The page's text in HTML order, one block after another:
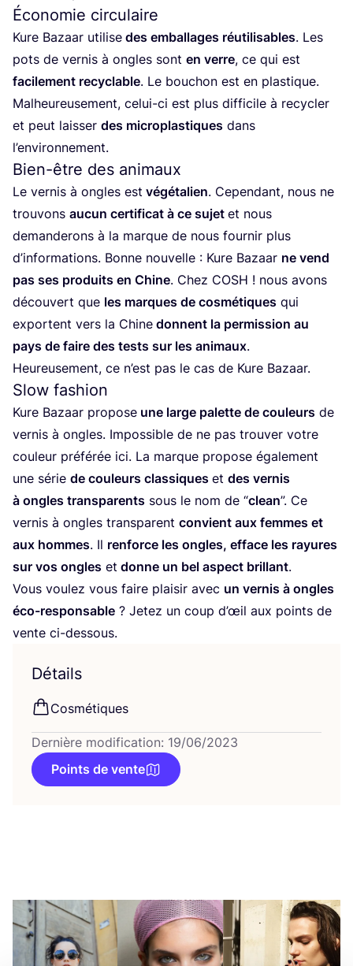
Économie circulaire
Kure Bazaar uti­lise des embal­lages réuti­li­sables. Les
pots de ver­nis à ongles sont en verre, ce qui est
faci­le­ment recy­clable. Le bou­chon est en plas­tique.
Mal­heu­reu­se­ment, celui-ci est plus dif­fi­cile à recy­cler
et peut lais­ser des micro­plas­tiques dans
l’environnement.
Bien-être des animaux
Le ver­nis à ongles est végé­ta­lien. Cepen­dant, nous ne
trou­vons aucun cer­ti­fi­cat à ce sujet et nous
deman­de­rons à la marque de nous four­nir plus
d’in­for­ma­tions. Bonne nou­velle : Kure Bazaar ne vend
pas ses pro­duits en Chine. Chez COSH ! nous avons
décou­vert que les marques de cos­mé­tiques qui
exportent vers la Chine donnent la per­mis­sion au
pays de faire des tests sur les ani­maux.
Heu­reu­se­ment, ce n’est pas le cas de Kure Bazaar.
Slow fashion
Kure Bazaar pro­pose une large palette de cou­leurs de
ver­nis à ongles. Impos­sible de ne pas trou­ver votre
cou­leur pré­fé­rée ici. La marque pro­pose éga­le­ment
une série de cou­leurs clas­siques et des ver­nis
à ongles trans­pa­rents sous le nom de “clean”. Ce
ver­nis à ongles trans­pa­rent convient aux femmes et
aux hommes. Il ren­force les ongles, efface les rayures
sur vos ongles et donne un bel aspect brillant.
Vous vou­lez vous faire plai­sir avec un ver­nis à ongles
éco-res­pon­sable ? Jetez un coup d’œil aux points de
vente ci-dessous.
Détails
Cos­mé­tiques
Dernière modification: 19/06/2023
Points de vente